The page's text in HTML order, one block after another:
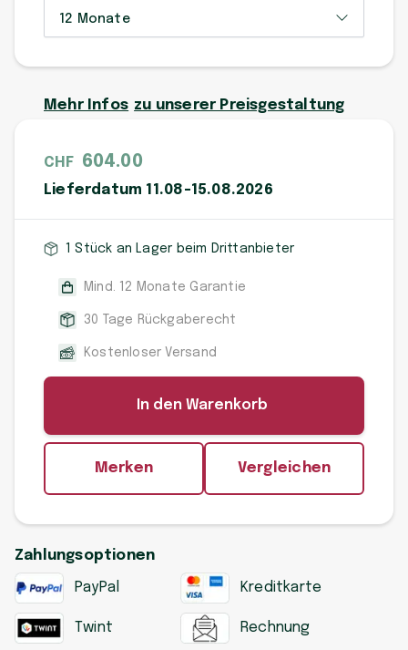
12 Monate
Mehr Infos zu unserer Preisgestaltung
CHF 604.00
Lieferdatum 11.08-15.08.2026
1 Stück an Lager beim Drittanbieter
Mind. 12 Monate Garantie
30 Tage Rückgaberecht
Kostenloser Versand
In den Warenkorb
Merken Vergleichen
Zahlungsoptionen
PayPal Kreditkarte
Twint Rechnung